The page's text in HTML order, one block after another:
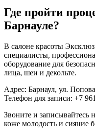
Где пройти
Барнауле?
В салоне красоты
специалисты,
оборудование для
лица, шеи и декольте.
Адрес: Барнаул, ул.
Телефон для записи: +7
Звоните и записывайтесь
коже молодость и сияние